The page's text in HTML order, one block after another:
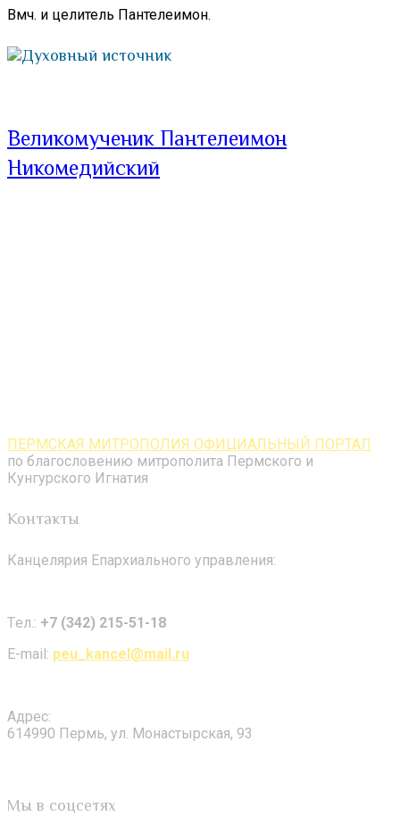
Вмч. и целитель Пантелеимон.
Духовный источник
Великомученик Пантелеимон
Никомедийский
ПЕРМСКАЯ МИТРОПОЛИЯ ОФИЦИАЛЬНЫЙ ПОРТАЛ
по благословению митрополита Пермского и
Кунгурского Игнатия
Контакты
Канцелярия Епархиального управления:
Tел.: +7 (342) 215-51-18
E-mail: peu_kancel@mail.ru
Адрес:
614990 Пермь, ул. Монастырская, 93
Мы в соцсетях